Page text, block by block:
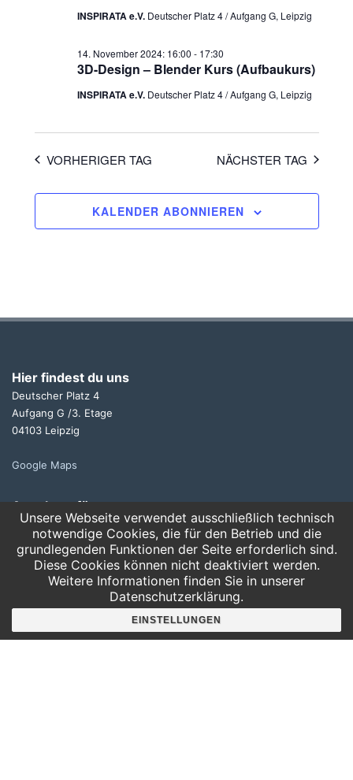
INSPIRATA e.V. Deutscher Platz 4 / Aufgang G, Leipzig
3D-Design – Blender Kurs (Aufbaukurs)
14. November 2024: 16:00 - 17:30
INSPIRATA e.V. Deutscher Platz 4 / Aufgang G, Leipzig
VORHERIGER TAG NÄCHSTER TAG
KALENDER ABONNIEREN
Hier findest du uns
Deutscher Platz 4
Aufgang G /3. Etage
04103 Leipzig
Google Maps
Angebote für
Kindergärten
Grundschulen
Oberschule und Gymnasium
Sonderpädagogik
0341 125 97 57
Unsere Webseite verwendet ausschließlich technisch
notwendige Cookies, die für den Betrieb und die
grundlegenden Funktionen der Seite erforderlich sind.
Diese Cookies können nicht deaktiviert werden.
Weitere Informationen finden Sie in unserer
Datenschutzerklärung.
EINSTELLUNGEN